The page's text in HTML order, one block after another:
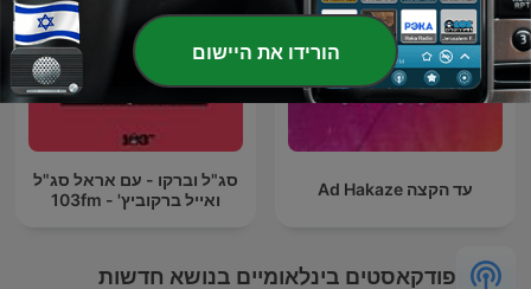
עד הקצה Ad Hakaze
סג"ל וברקו - עם אראל סג"ל
ואייל ברקוביץ' - 103fm
פודקאסטים בינלאומיים בנושא חדשות
הורידו את היישום